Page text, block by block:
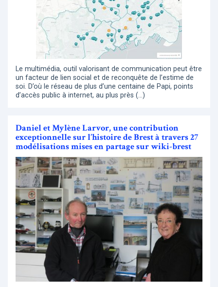
Le multimédia, outil valorisant de communication peut être
un facteur de lien social et de reconquête de l’estime de
soi. D’où le réseau de plus d’une centaine de Papi, points
d’accès public à internet, au plus près (…)
Daniel et Mylène Larvor, une contribution
exceptionnelle sur l’histoire de Brest à travers 27
modélisations mises en partage sur wiki-brest